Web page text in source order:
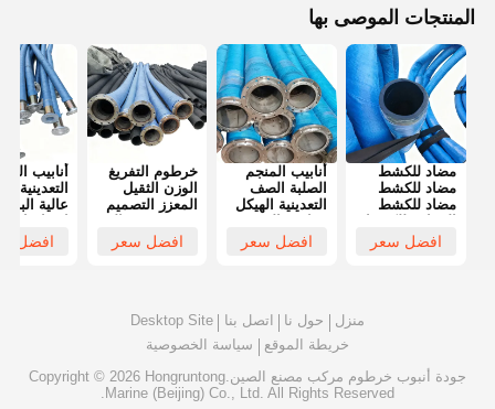
المنتجات الموصى بها
مضاد للكشط
مضاد للكشط
مضاد للكشط
المقاوم
للكيماويات
افضل سعر
أنابيب المنجم
الصلبة الصف
التعدينية الهيكل
القوية نقل
المواد الفعال
افضل سعر
خرطوم التفريغ
الوزن الثقيل
المعزز التصميم
موثوقة معالجة
افضل سعر
أنابيب
التعدينية
عالية البناء
الحياة أداء
التدفق
افضل
منزل حول نا اتصل بنا
Desktop Site
خريطة الموقع
سياسة الخصوصية
جودة أنبوب خرطوم مركب
مصنع الصين.Copyright © 2026 Hongruntong
Marine (Beijing) Co., Ltd. All Rights Reserved.